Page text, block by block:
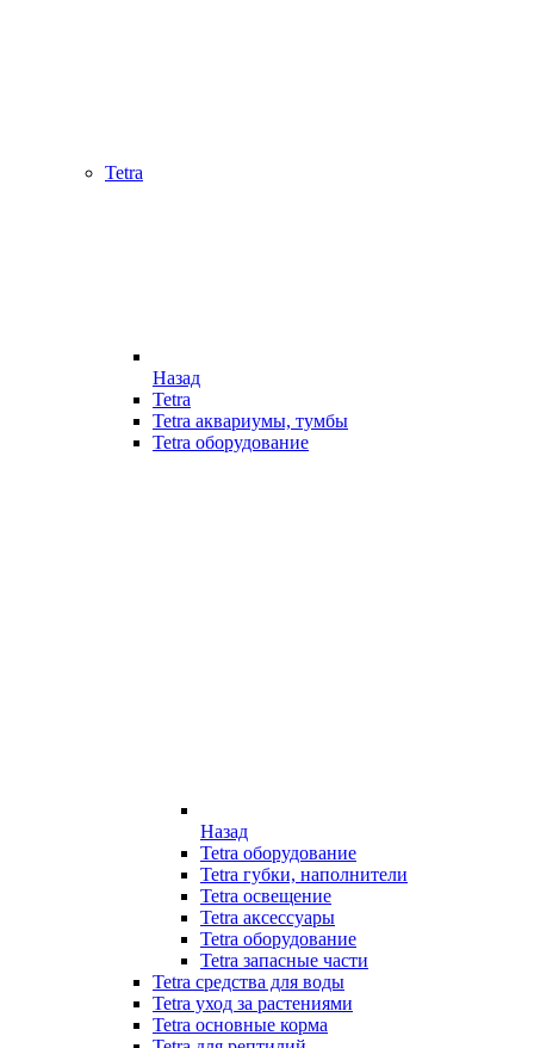
Tetra
Назад
Tetra
Tetra аквариумы, тумбы
Tetra оборудование
Назад
Tetra оборудование
Tetra губки, наполнители
Tetra освещение
Tetra аксессуары
Tetra оборудование
Tetra запасные части
Tetra средства для воды
Tetra уход за растениями
Tetra основные корма